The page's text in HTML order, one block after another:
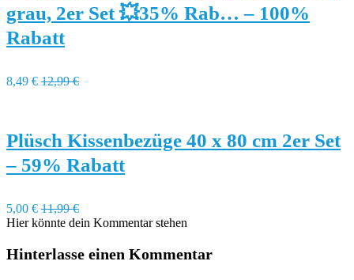
grau, 2er Set 💥35% Rab… – 100%
Rabatt
8,49 € 12,99 €
Plüsch Kissenbezüge 40 x 80 cm 2er Set
– 59% Rabatt
5,00 € 11,99 €
Hier könnte dein Kommentar stehen
Hinterlasse einen Kommentar